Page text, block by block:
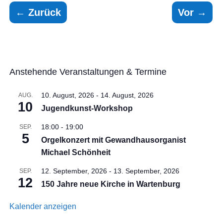
←Zurück Vor→
Anstehende Veranstaltungen & Termine
AUG.
10
10. August, 2026 - 14. August, 2026
Jugendkunst-Workshop
SEP.
5
18:00 - 19:00
Orgelkonzert mit Gewandhausorganist
Michael Schönheit
SEP.
12
12. September, 2026 - 13. September, 2026
150 Jahre neue Kirche in Wartenburg
Kalender anzeigen